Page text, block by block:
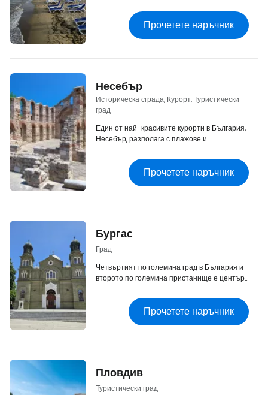
отседнем?
Прочетете наръчник
Несебър
Историческа сграда, Курорт, Туристически
град
Един от най-красивите курорти в България,
Несебър, разполага с плажове и
Прочетете наръчник
Бургас
Град
Четвъртият по големина град в България и
второто по големина пристанище е център
посещаван от туристи заради голямото си
международно летище.Прочетете наръчник
Пловдив
Туристически град